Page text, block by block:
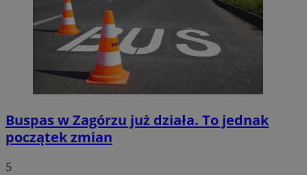
Buspas w Zagórzu już działa. To jednak
początek zmian
5